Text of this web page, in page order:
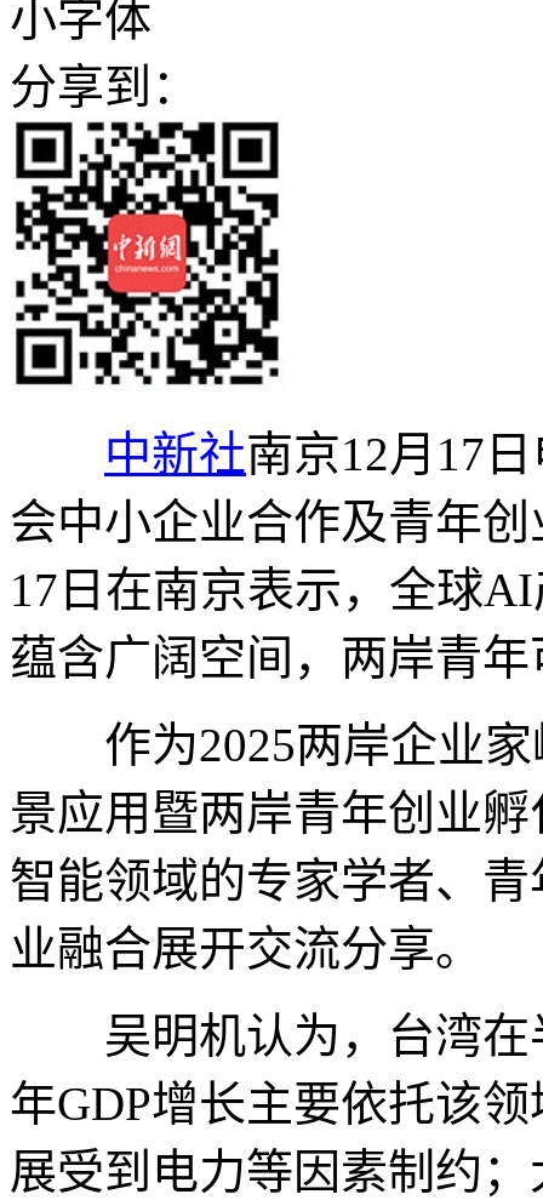
小字体
分享到：
中新社南京12月17
会中小企业合作及青年
17日在南京表示，全球
蕴含广阔空间，两岸青
作为2025两岸企业家
景应用暨两岸青年创业
智能领域的专家学者、
业融合展开交流分享。
吴明机认为，台湾在
年GDP增长主要依托该
展受到电力等因素制约